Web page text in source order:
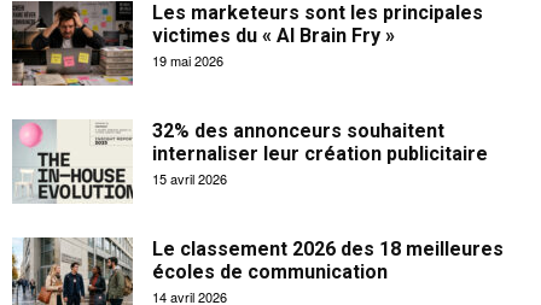
Les marketeurs sont les principales
victimes du « AI Brain Fry »
19 mai 2026
32% des annonceurs souhaitent
internaliser leur création publicitaire
15 avril 2026
Le classement 2026 des 18 meilleures
écoles de communication
14 avril 2026